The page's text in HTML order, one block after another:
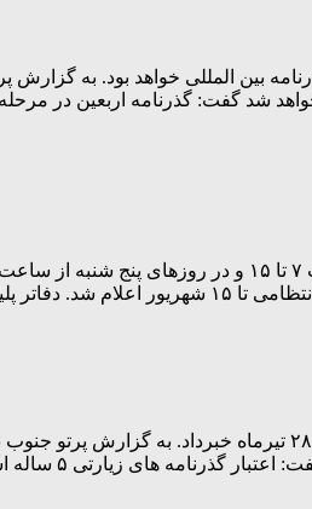
قیمت گذرنامه اربعین تقریبا ۲۰ تا ۳۰ درصد مبلغ
خواهد شد گفت: گذرنامه اربعین
از ساعت ۷ تا ۱۵ […]
رئیس پلیس مهاجرت و گذرنامه فراجا از آغاز ثبت نام صدور
فراجا با